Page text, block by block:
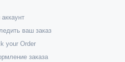
ваш заказ
your Order
заказа